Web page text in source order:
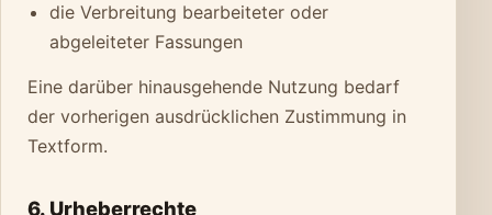
die Verbreitung bearbeiteter oder
abgeleiteter Fassungen
Eine darüber hinausgehende Nutzung bedarf
der vorherigen ausdrücklichen Zustimmung in
Textform.
6. Urheberrechte